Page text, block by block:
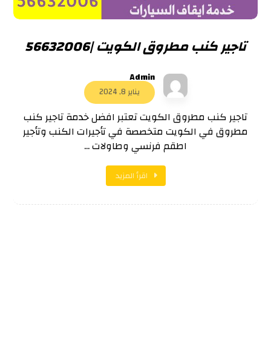
تاجير كنب مطروق الكويت |56632006
Admin
يناير 8, 2024
تاجير كنب مطروق الكويت تعتبر افضل خدمة تاجير كنب
مطروق في الكويت متخصصة في تأجيرات الكنب وتأجير
اطقم فرنسي وطاولات ...
اقرأ المزيد